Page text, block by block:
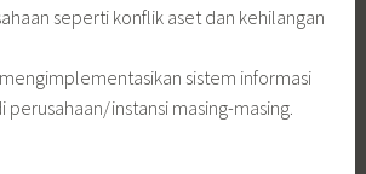
seperti konflik aset dan kehilangan
sistem informasi
instansi masing-masing.